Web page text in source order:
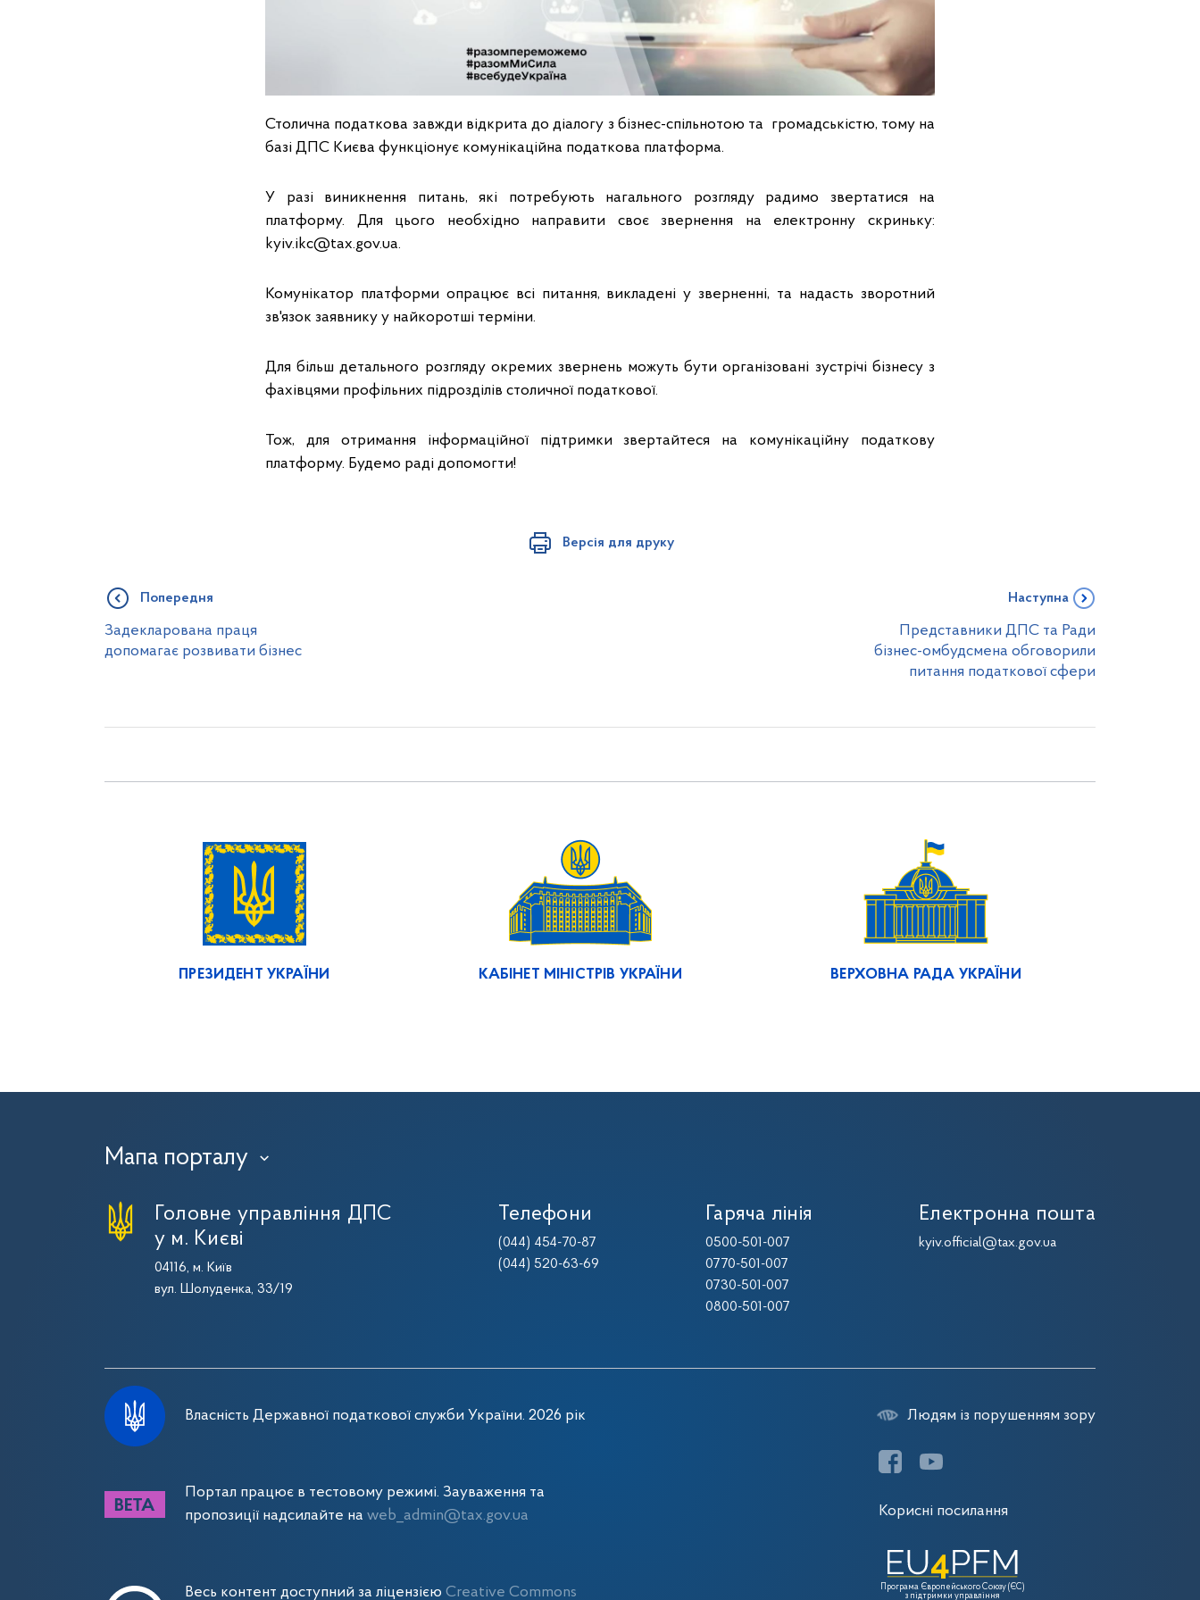
Столична податкова завжди відкрита до діалогу з бізнес-спільнотою та громадськістю, тому на
базі ДПС Києва функціонує комунікаційна податкова платформа.
У разі виникнення питань, які потребують нагального розгляду радимо звертатися на
платформу. Для цього необхідно направити своє звернення на електронну скриньку:
kyiv.ikc@tax.gov.ua.
Комунікатор платформи опрацює всі питання, викладені у зверненні, та надасть зворотний
зв'язок заявнику у найкоротші терміни.
Для більш детального розгляду окремих звернень можуть бути організовані зустрічі бізнесу з
фахівцями профільних підрозділів столичної податкової.
Тож, для отримання інформаційної підтримки звертайтеся на комунікаційну податкову
платформу. Будемо раді допомогти!
Версія для друку
Попередня
Задекларована праця
допомагає розвивати бізнес
Наступна
Представники ДПС та Ради
бізнес-омбудсмена обговорили
питання податкової сфери
ПРЕЗИДЕНТ УКРАЇНИ КАБІНЕТ МІНІСТРІВ УКРАЇНИ ВЕРХОВНА РАДА УКРАЇНИ
Мапа порталу ›
Головне управління ДПС
у м. Києві
04116, м. Київ
вул. Шолуденка, 33/19
Телефони
(044) 454-70-87
(044) 520-63-69
Гаряча лінія
0500-501-007
0770-501-007
0730-501-007
0800-501-007
Електронна пошта
kyiv.official@tax.gov.ua
Власність Державної податкової служби України. 2026 рік
Портал працює в тестовому режимі. Зауваження та
пропозиції надсилайте на web_admin@tax.gov.ua
Весь контент доступний за ліцензією Creative Commons
Людям із порушенням зору
Корисні посилання
Програма Європейського Союзу (ЄС)
з підтримки управління